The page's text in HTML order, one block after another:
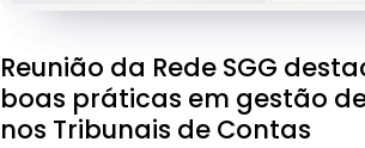
Reunião da Rede SGG
boas práticas em gestão
nos Tribunais de Contas